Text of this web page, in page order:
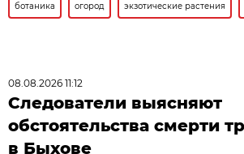
ботаника огород экзотические растения
08.08.2026 11:12
Следователи выясняют
обстоятельства смерти
в Быхове